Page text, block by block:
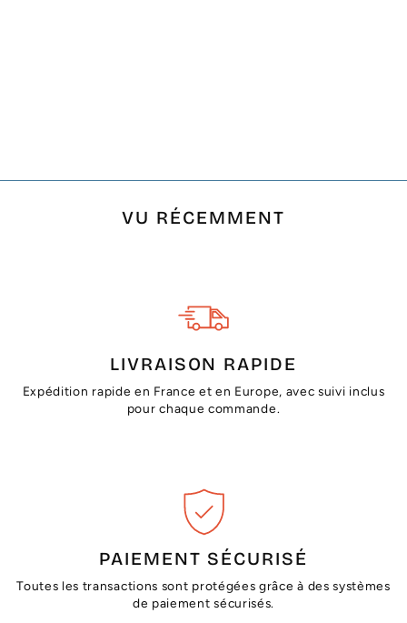
VU RÉCEMMENT
LIVRAISON RAPIDE
Expédition rapide en France et en Europe, avec suivi inclus
pour chaque commande.
PAIEMENT SÉCURISÉ
Toutes les transactions sont protégées grâce à des systèmes
de paiement sécurisés.